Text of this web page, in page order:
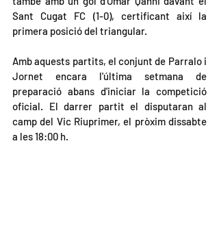
Sant Cugat FC (1-0), certificant així la
primera posició del triangular.
Amb aquests partits, el conjunt de Parralo i
Jornet encara l'última setmana de
preparació abans d'iniciar la competició
oficial. El darrer partit el disputaran al
camp del Vic Riuprimer, el pròxim dissabte
a les 18:00 h.